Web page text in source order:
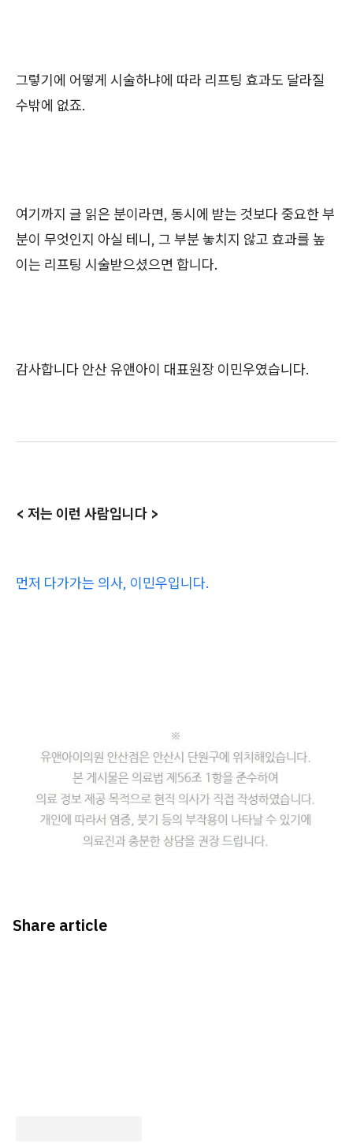
그렇기에 어떻게 시술하냐에 따라 리프팅 효과도 달라질
수밖에 없죠.
여기까지 글 읽은 분이라면, 동시에 받는 것보다 중요한 부
분이 무엇인지 아실 테니, 그 부분 놓치지 않고 효과를 높
이는 리프팅 시술받으셨으면 합니다.
감사합니다 안산 유앤아이 대표원장 이민우였습니다.
< 저는 이런 사람입니다 >
먼저 다가가는 의사, 이민우입니다.
Share article